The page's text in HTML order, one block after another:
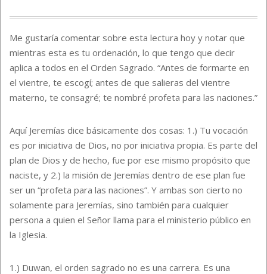
Me gustaría comentar sobre esta lectura hoy y notar que
mientras esta es tu ordenación, lo que tengo que decir
aplica a todos en el Orden Sagrado. “Antes de formarte en
el vientre, te escogí; antes de que salieras del vientre
materno, te consagré; te nombré profeta para las naciones.”
Aquí Jeremías dice básicamente dos cosas: 1.) Tu vocación
es por iniciativa de Dios, no por iniciativa propia. Es parte del
plan de Dios y de hecho, fue por ese mismo propósito que
naciste, y 2.) la misión de Jeremías dentro de ese plan fue
ser un “profeta para las naciones”. Y ambas son cierto no
solamente para Jeremías, sino también para cualquier
persona a quien el Señor llama para el ministerio público en
la Iglesia.
1.) Duwan, el orden sagrado no es una carrera. Es una